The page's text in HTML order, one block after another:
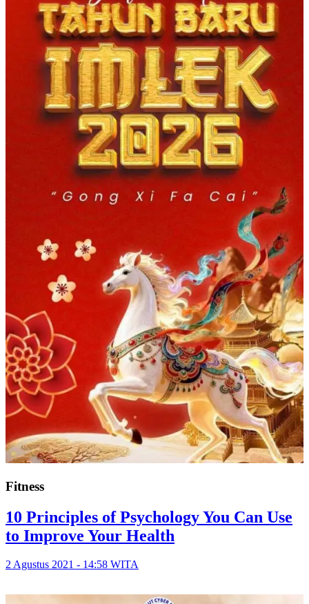
Fitness
10 Principles of Psychology You Can Use
to Improve Your Health
2 Agustus 2021 - 14:58 WITA